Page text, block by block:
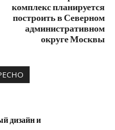
комплекс планируется
построить в Северном
административном
округе Москвы
дизайн и